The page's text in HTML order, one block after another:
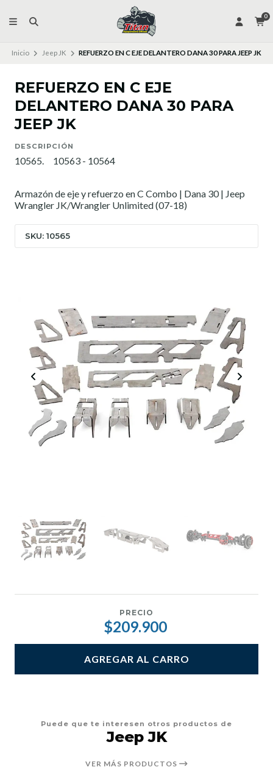
0
Inicio Jeep JK REFUERZO EN C EJE DELANTERO DANA 30 PARA JEEP JK
REFUERZO EN C EJE
DELANTERO DANA 30 PARA
JEEP JK
DESCRIPCIÓN
10565. 10563 - 10564
Armazón de eje y refuerzo en C Combo | Dana 30 | Jeep
Wrangler JK/Wrangler Unlimited (07-18)
SKU: 10565
PRECIO
$209.900
AGREGAR AL CARRO
Puede que te interesen otros productos de
Jeep JK
VER MÁS PRODUCTOS